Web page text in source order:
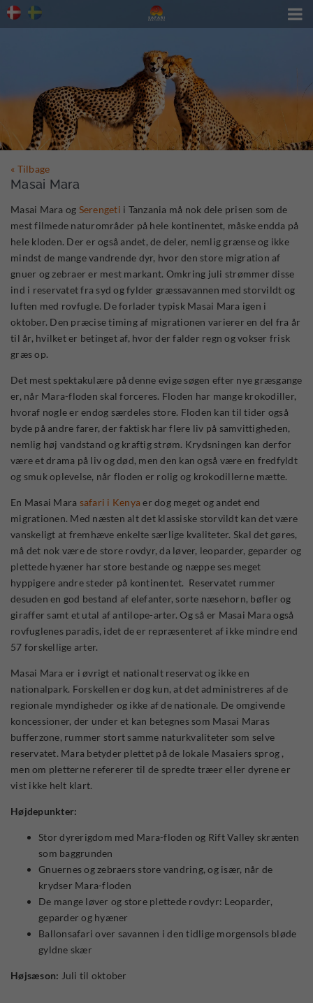

« Tilbage
Masai Mara
Masai Mara og Serengeti i Tanzania må nok dele prisen som de
mest filmede naturområder på hele kontinentet, måske endda på
hele kloden. Der er også andet, de deler, nemlig grænse og ikke
mindst de mange vandrende dyr, hvor den store migration af
gnuer og zebraer er mest markant. Omkring juli strømmer disse
ind i reservatet fra syd og fylder græssavannen med storvildt og
luften med rovfugle. De forlader typisk Masai Mara igen i
oktober. Den præcise timing af migrationen varierer en del fra år
til år, hvilket er betinget af, hvor der falder regn og vokser frisk
græs op.
Det mest spektakulære på denne evige søgen efter nye græsgange
er, når Mara-floden skal forceres. Floden har mange krokodiller,
hvoraf nogle er endog særdeles store. Floden kan til tider også
byde på andre farer, der faktisk har flere liv på samvittigheden,
nemlig høj vandstand og kraftig strøm. Krydsningen kan derfor
være et drama på liv og død, men den kan også være en fredfyldt
og smuk oplevelse, når floden er rolig og krokodillerne mætte.
En Masai Mara safari i Kenyaer dog meget og andet end
migrationen. Med næsten alt det klassiske storvildt kan det være
vanskeligt at fremhæve enkelte særlige kvaliteter. Skal det gøres,
må det nok være de store rovdyr, da løver, leoparder, geparder og
plettede hyæner har store bestande og næppe ses meget
hyppigere andre steder på kontinentet. Reservatet rummer
desuden en god bestand af elefanter, sorte næsehorn, bøfler og
giraffer samt et utal af antilope-arter. Og så er Masai Mara også
rovfuglenes paradis, idet de er repræsenteret af ikke mindre end
57 forskellige arter.
Masai Mara er i øvrigt et nationalt reservat og ikke en
nationalpark. Forskellen er dog kun, at det administreres af de
regionale myndigheder og ikke af de nationale. De omgivende
koncessioner, der under et kan betegnes som Masai Maras
bufferzone, rummer stort samme naturkvaliteter som selve
reservatet. Mara betyder plettet på de lokale Masaiers sprog ,
men om pletterne refererer til de spredte træer eller dyrene er
vist ikke helt klart.
Højdepunkter:
Stor dyrerigdom med Mara-floden og Rift Valley skrænten
som baggrunden
Gnuernes og zebraers store vandring, og især, når de
krydser Mara-floden
De mange løver og store plettede rovdyr: Leoparder,
geparder og hyæner
Ballonsafari over savannen i den tidlige morgensols bløde
gyldne skær
Højsæson: Juli til oktober